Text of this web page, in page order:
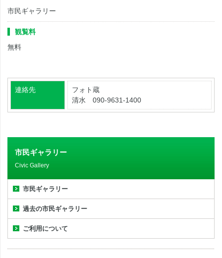
市民ギャラリー
観覧料
無料
連絡先
フォト蔵
清水 090-9631-1400
市民ギャラリー
Civic Gallery
市民ギャラリー
過去の市民ギャラリー
ご利用について